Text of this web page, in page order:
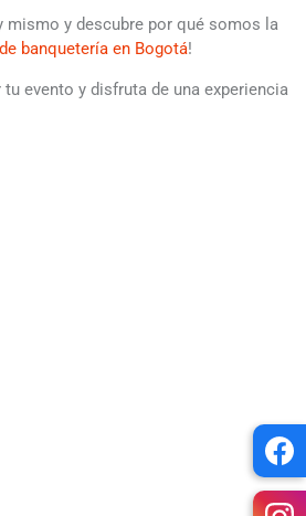
mismo y descubre por qué somos la
banquetería en Bogotá!
tu evento y disfruta de una experiencia